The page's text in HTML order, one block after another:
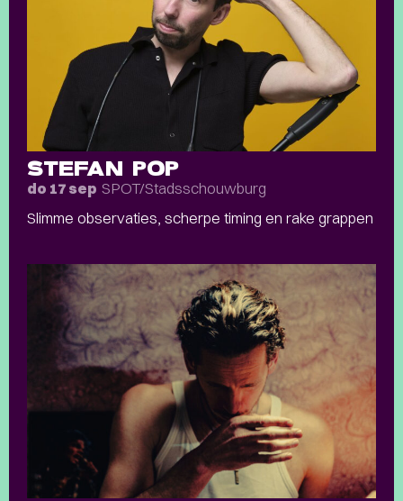
STEFAN POP
do 17 sep SPOT/Stadsschouwburg
Slimme observaties, scherpe timing en rake grappen